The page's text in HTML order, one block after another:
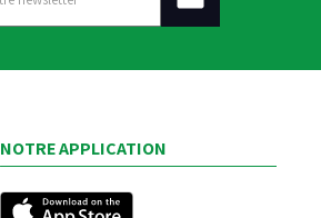
NOTRE APPLICATION